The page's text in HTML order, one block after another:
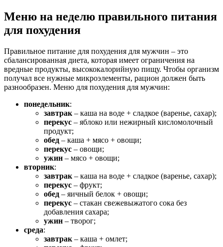
Меню на неделю правильного питания
для похудения
Правильное питание для похудения для мужчин – это
сбалансированная диета, которая имеет ограничения на
вредные продукты, высококалорийную пищу. Чтобы организм
получал все нужные микроэлементы, рацион должен быть
разнообразен. Меню для похудения для мужчин:
понедельник:
завтрак – каша на воде + сладкое (варенье, сахар);
перекус – яблоко или нежирный кисломолочный
продукт;
обед – каша + мясо + овощи;
перекус – овощи;
ужин – мясо + овощи;
вторник:
завтрак – каша на воде + сладкое (варенье, сахар);
перекус – фрукт;
обед – яичный белок + овощи;
перекус – стакан свежевыжатого сока без
добавления сахара;
ужин – творог;
среда:
завтрак – каша + омлет;